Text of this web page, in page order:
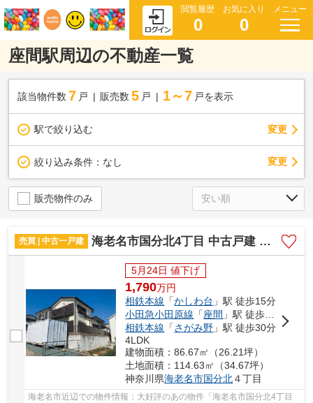
閲覧履歴
0
お気に入り
0
メニュー
座間駅周辺の不動産一覧
該当物件数 7 戸 販売数 5 戸 1～7 戸を表示
駅で絞り込む 変更
絞り込み条件： なし 変更
販売物件のみ
売買 | 中古一戸建 海老名市国分北4丁目 中古戸建 全1棟
5月24日 値下げ
1,790万円
相鉄本線 「かしわ台 」駅 徒歩15分
小田急小田原線 「座間 」駅 徒歩28分
相鉄本線 「さがみ野 」駅 徒歩30分
4LDK
建物面積：86.67㎡（26.21坪）
土地面積：114.63㎡（34.67坪）
神奈川県海老名市国分北４丁目
海老名市近辺での物件情報：大好評のあの物件「海老名市国分北4丁目